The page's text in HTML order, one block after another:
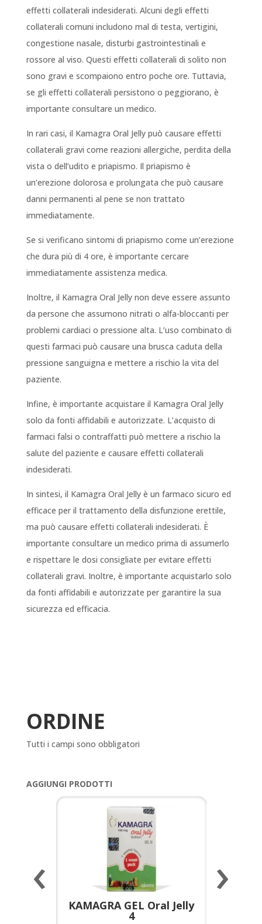
effetti collaterali indesiderati. Alcuni degli effetti
collaterali comuni includono mal di testa, vertigini,
congestione nasale, disturbi gastrointestinali e
rossore al viso. Questi effetti collaterali di solito non
sono gravi e scompaiono entro poche ore. Tuttavia,
se gli effetti collaterali persistono o peggiorano, è
importante consultare un medico.
In rari casi, il Kamagra Oral Jelly può causare effetti
collaterali gravi come reazioni allergiche, perdita della
vista o dell’udito e priapismo. Il priapismo è
un’erezione dolorosa e prolungata che può causare
danni permanenti al pene se non trattato
immediatamente.
Se si verificano sintomi di priapismo come un’erezione
che dura più di 4 ore, è importante cercare
immediatamente assistenza medica.
Inoltre, il Kamagra Oral Jelly non deve essere assunto
da persone che assumono nitrati o alfa-bloccanti per
problemi cardiaci o pressione alta. L’uso combinato di
questi farmaci può causare una brusca caduta della
pressione sanguigna e mettere a rischio la vita del
paziente.
Infine, è importante acquistare il Kamagra Oral Jelly
solo da fonti affidabili e autorizzate. L’acquisto di
farmaci falsi o contraffatti può mettere a rischio la
salute del paziente e causare effetti collaterali
indesiderati.
In sintesi, il Kamagra Oral Jelly è un farmaco sicuro ed
efficace per il trattamento della disfunzione erettile,
ma può causare effetti collaterali indesiderati. È
importante consultare un medico prima di assumerlo
e rispettare le dosi consigliate per evitare effetti
collaterali gravi. Inoltre, è importante acquistarlo solo
da fonti affidabili e autorizzate per garantire la sua
sicurezza ed efficacia.
ORDINE
Tutti i campi sono obbligatori
AGGIUNGI PRODOTTI
KAMAGRA GEL Oral Jelly
4
‹ ›